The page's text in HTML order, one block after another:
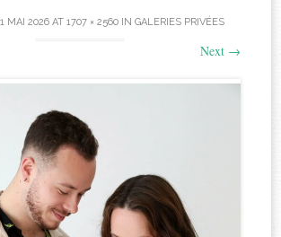
MAI 2026 AT 1707 × 2560 IN GALERIES PRIVÉES
Next →